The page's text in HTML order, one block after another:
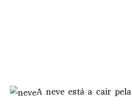
A neve está a cair